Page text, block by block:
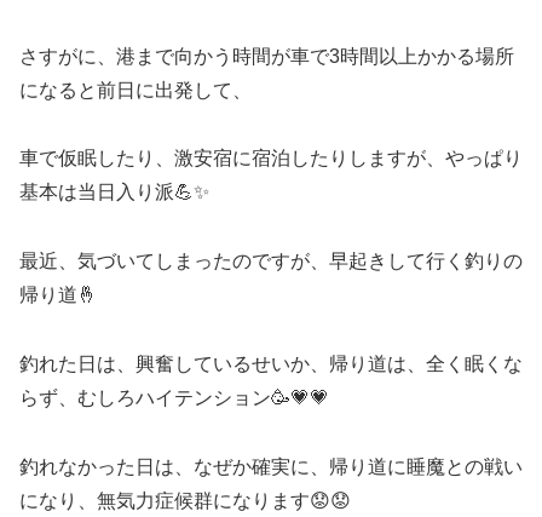
さすがに、港まで向かう時間が車で3時間以上かかる場所
になると前日に出発して、
車で仮眠したり、激安宿に宿泊したりしますが、やっぱり
基本は当日入り派💪✨
最近、気づいてしまったのですが、早起きして行く釣りの
帰り道🤞
釣れた日は、興奮しているせいか、帰り道は、全く眠くな
らず、むしろハイテンション🥳💗💗
釣れなかった日は、なぜか確実に、帰り道に睡魔との戦い
になり、無気力症候群になります😟😟